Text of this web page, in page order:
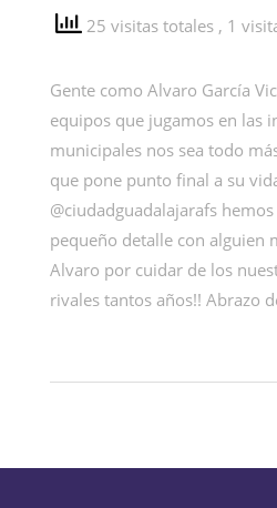
25 visitas totales , 1
Gente como Alvaro García
equipos que jugamos en las
municipales nos sea todo
que pone punto final a su
@ciudadguadalajarafs
pequeño detalle con alguien
Alvaro por cuidar de los
rivales tantos años!! Abrazo